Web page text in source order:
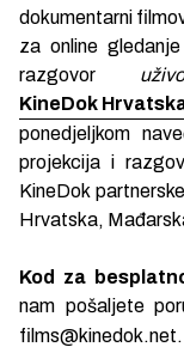
dokumentarni
za online
razgovor uživo
KineDok
ponedjeljkom
projekcija i
KineDok
Hrvatska,
Kod za
nam pošaljete
films@kinedok.net.